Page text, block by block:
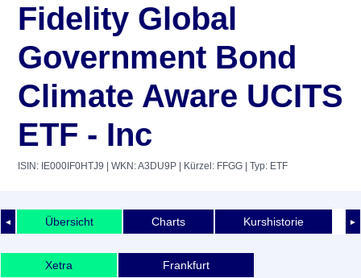
Fidelity Global
Government Bond
Climate Aware UCITS
ETF - Inc
ISIN: IE000IF0HTJ9 | WKN: A3DU9P | Kürzel: FFGG | Typ: ETF
◄ ►
Übersicht Charts Kurshistorie
Xetra Frankfurt